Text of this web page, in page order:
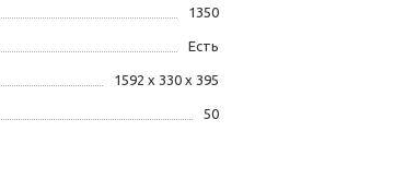
1350
Есть
1592 х 330 х 395
50